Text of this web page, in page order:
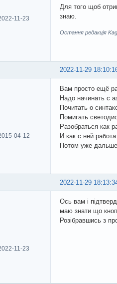
11-23
Для того щоб
знаю.
Остання редакція
2022-11-29
04-12
Вам просто ещё
Надо начинать с
Почитать о
Помигать
Разобраться как
И как с ней
Потом уже дальше
2022-11-29
11-23
Ось вам і
маю знати що
Розібравшись з